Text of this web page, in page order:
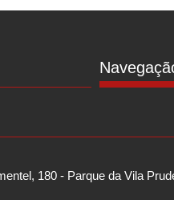
180 - Parque da Vila